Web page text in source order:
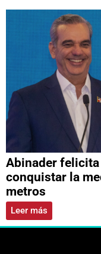
Abinader
conquistar la
metros
Leer más